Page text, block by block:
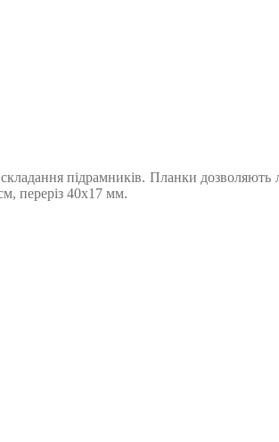
підрамників. Планки дозволяють
переріз 40х17 мм.